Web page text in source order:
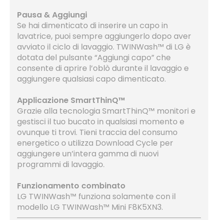
Pausa & Aggiungi
Se hai dimenticato di inserire un capo in
lavatrice, puoi sempre aggiungerlo dopo aver
avviato il ciclo di lavaggio. TWINWash™ di LG è
dotata del pulsante “Aggiungi capo” che
consente di aprire l’oblò durante il lavaggio e
aggiungere qualsiasi capo dimenticato.
Applicazione SmartThinQ™
Grazie alla tecnologia SmartThinQ™ monitori e
gestisci il tuo bucato in qualsiasi momento e
ovunque ti trovi. Tieni traccia del consumo
energetico o utilizza Download Cycle per
aggiungere un’intera gamma di nuovi
programmi di lavaggio.
Funzionamento combinato
LG TWINWash™ funziona solamente con il
modello LG TWINWash™ Mini F8K5XN3.